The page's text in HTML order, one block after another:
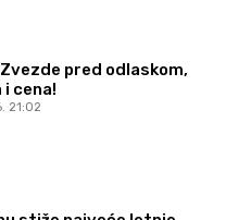
pred odlaskom,
cena!
21:02